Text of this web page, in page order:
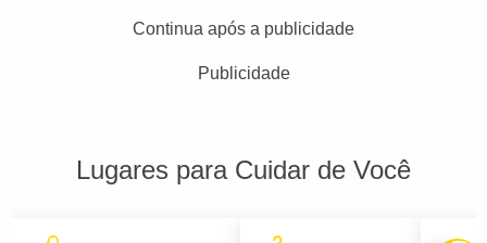
Continua após a publicidade
Publicidade
Lugares para Cuidar de Você